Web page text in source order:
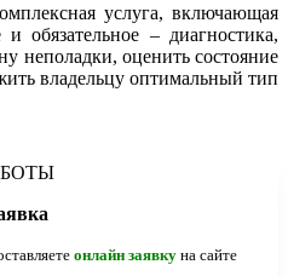
услуга, включающая
обязательное – диагностика,
неполадки, оценить состояние
владельцу оптимальный тип
онлайн заявкуна сайте